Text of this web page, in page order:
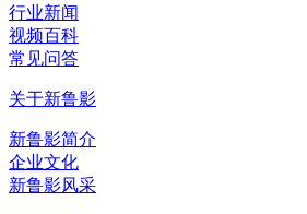
行业新闻
视频百科
常见问答
关于新鲁影
新鲁影简介
企业文化
新鲁影风采